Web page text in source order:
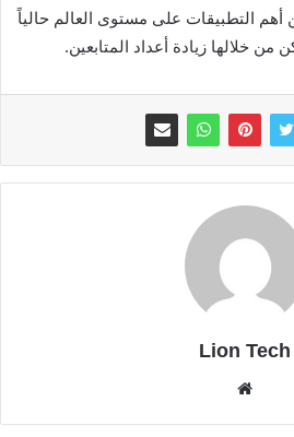
أهم التطبيقات على مستوى العالم حالياً
خلالها زيادة أعداد المتابعين.
Lion Tech